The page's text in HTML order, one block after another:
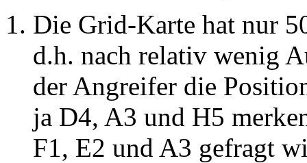
Die Grid-Karte hat nur
d.h. nach relativ wenig
der Angreifer die
ja D4, A3 und H5
F1, E2 und A3 gefragt